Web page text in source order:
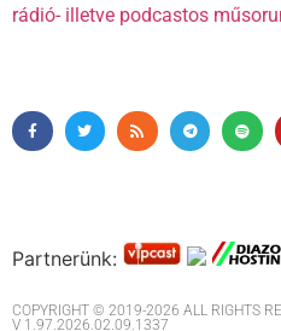
rádió- illetve podcastos
Partnerünk:
COPYRIGHT © 2019-2026 ALL RIGHTS
V 1.97.2026.02.09.1337